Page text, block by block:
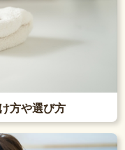
方や選び方